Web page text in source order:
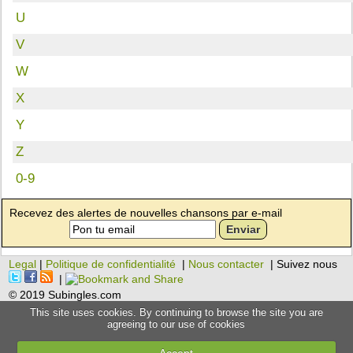
U
V
W
X
Y
Z
0-9
Recevez des alertes de nouvelles chansons par e-mail
Legal | Politique de confidentialité | Nous contacter | Suivez nous
|
© 2019 Subingles.com
This site uses cookies. By continuing to browse the site you are
agreeing to our use of cookies